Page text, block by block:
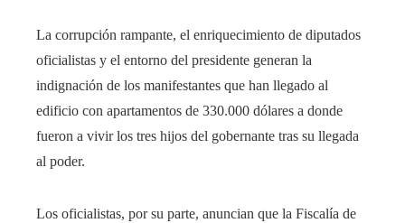
La corrupción rampante, el enriquecimiento de diputados
oficialistas y el entorno del presidente generan la
indignación de los manifestantes que han llegado al
edificio con apartamentos de 330.000 dólares a donde
fueron a vivir los tres hijos del gobernante tras su llegada
al poder.
Los oficialistas, por su parte, anuncian que la Fiscalía de